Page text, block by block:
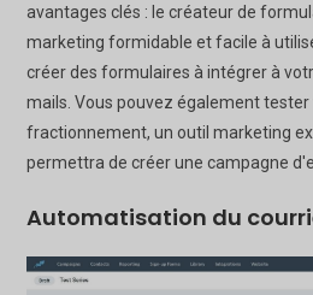
avantages clés : le créateur de
marketing formidable et facile à
créer des formulaires à intégrer à
mails. Vous pouvez également
fractionnement, un outil marketing
permettra de créer une campagne
Automatisation du